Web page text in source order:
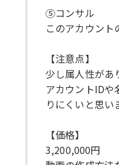
⑤コンサル
このアカウント
【注意点】
少し属人性があ
アカウントIDや
りにくいと思い
【価格】
3,200,000円